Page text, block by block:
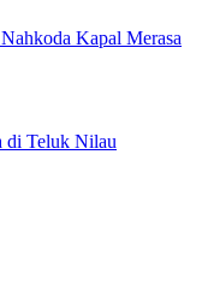
Kapal Merasa
di Teluk Nilau